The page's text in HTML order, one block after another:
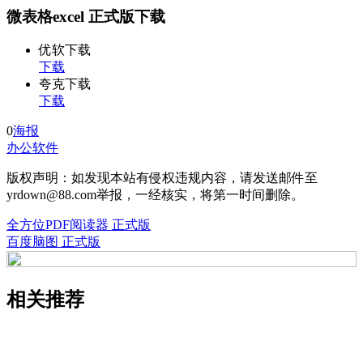
微表格excel 正式版下载
优软下载
下载
夸克下载
下载
0海报
办公软件
版权声明：如发现本站有侵权违规内容，请发送邮件至
yrdown@88.com举报，一经核实，将第一时间删除。
全方位PDF阅读器 正式版
百度脑图 正式版
相关推荐